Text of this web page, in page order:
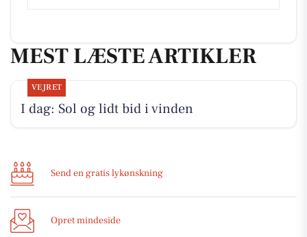
MEST LÆSTE ARTIKLER
VEJRET
I dag: Sol og lidt bid i vinden
Send en gratis lykønskning
Opret mindeside